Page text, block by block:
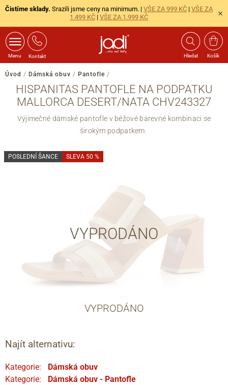
Čistíme sklady. Srazili jsme ceny na minimum. | VŠE ZA 999 KČ | VŠE ZA
1.499 KČ | VŠE ZA 1.999 KČ
Menu Kontakt Hledat Košík
Úvod / Dámská obuv / Pantofle /
HISPANITAS PANTOFLE NA PODPATKU
MALLORCA DESERT/NATA CHV243327
Výjimečné dámské pantofle v béžové barevné kombinaci se
širokým podpatkem.
VYPRODÁNO
POSLEDNÍ ŠANCE SLEVA 50 %
VYPRODÁNO
Najít alternativu:
Kategorie:
Dámská obuv
Kategorie:
Dámská obuv - Pantofle